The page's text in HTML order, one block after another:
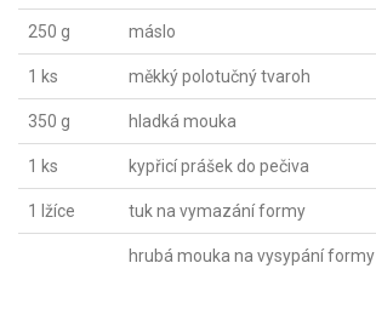
250 g máslo
1 ks měkký polotučný tvaroh
350 g hladká mouka
1 ks kypřicí prášek do pečiva
1 lžíce tuk na vymazání formy
hrubá mouka na vysypání formy